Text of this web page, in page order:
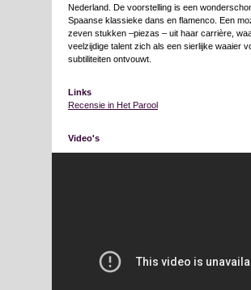
Nederland. De voorstelling is een
Spaanse klassieke dans en flamenco. Een
zeven stukken –piezas – uit haar carrière,
veelzijdige talent zich als een sierlijke waaier
subtiliteiten ontvouwt.
Links
Recensie in Het Parool
Video's